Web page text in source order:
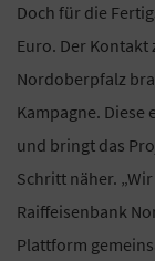
Doch für die
Euro. Der
Nordoberpfalz
Kampagne. Diese
und bringt das
Schritt näher.
Raiffeisenbank
Plattform